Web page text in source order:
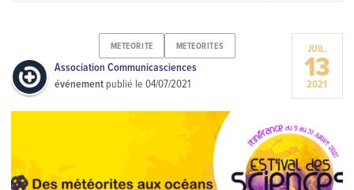
METEORITE METEORITES
Association Communicasciences
événement publié le04/07/2021
JUIL.
13
2021